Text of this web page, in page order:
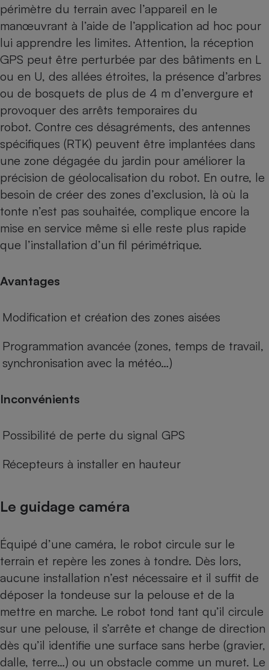
périmètre du terrain avec l’appareil en le
manœuvrant à l’aide de l’application ad hoc pour
lui apprendre les limites. Attention, la réception
GPS peut être perturbée par des bâtiments en L
ou en U, des allées étroites, la présence d’arbres
ou de bosquets de plus de 4 m d’envergure et
provoquer des arrêts temporaires du
robot. Contre ces désagréments, des antennes
spécifiques (RTK) peuvent être implantées dans
une zone dégagée du jardin pour améliorer la
précision de géolocalisation du robot. En outre, le
besoin de créer des zones d’exclusion, là où la
tonte n’est pas souhaitée, complique encore la
mise en service même si elle reste plus rapide
que l’installation d’un fil périmétrique.
Avantages
Modification et création des zones aisées
Programmation avancée (zones, temps de travail,
synchronisation avec la météo…)
Inconvénients
Possibilité de perte du signal GPS
Récepteurs à installer en hauteur
Le guidage caméra
Équipé d’une caméra, le robot circule sur le
terrain et repère les zones à tondre. Dès lors,
aucune installation n’est nécessaire et il suffit de
déposer la tondeuse sur la pelouse et de la
mettre en marche. Le robot tond tant qu’il circule
sur une pelouse, il s’arrête et change de direction
dès qu’il identifie une surface sans herbe (gravier,
dalle, terre…) ou un obstacle comme un muret. Le